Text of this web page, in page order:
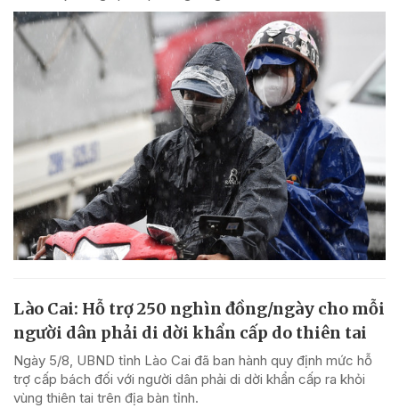
Lào Cai: Hỗ trợ 250 nghìn đồng/ngày cho mỗi
người dân phải di dời khẩn cấp do thiên tai
Ngày 5/8, UBND tỉnh Lào Cai đã ban hành quy định mức hỗ
trợ cấp bách đối với người dân phải di dời khẩn cấp ra khỏi
vùng thiên tai trên địa bàn tỉnh.